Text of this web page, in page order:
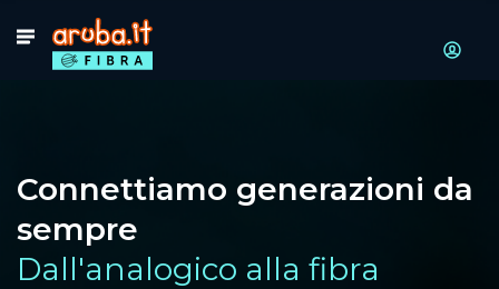
Connettiamo generazioni da
sempre
Dall'analogico alla fibra